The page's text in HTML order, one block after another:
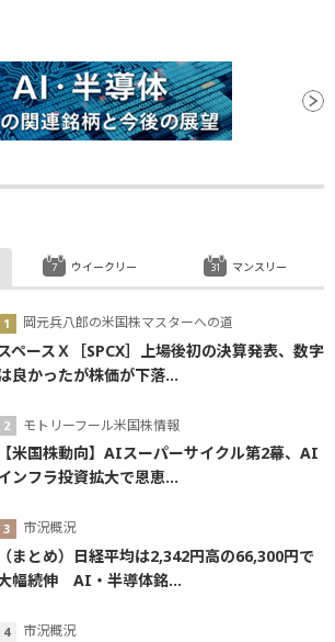
岡元兵八郎の米国株マスターへの道
スペースＸ［SPCX］上場後初の決算発表、数字
良かったが株価が下落...
モトリーフール米国株情報
【米国株動向】AIスーパーサイクル第2幕、AI
ンフラ投資拡大で恩恵...
市況概況
（まとめ）日経平均は2,342円高の66,300円で
幅続伸 AI・半導体銘...
市況概況
ウイークリー マンスリー